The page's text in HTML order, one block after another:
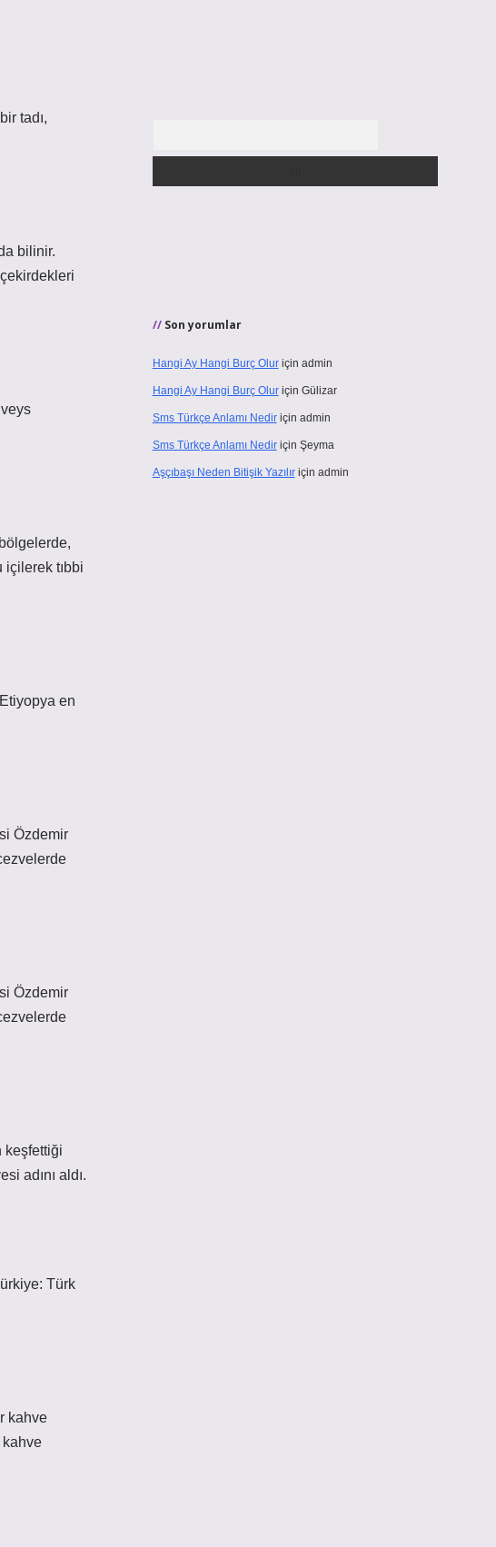
tadı,
bilinir.
tıbbi
en
Özdemir
Özdemir
keşfettiği
adını aldı.
Türk
kahve
kahve
Son yorumlar
Hangi Ay Hangi Burç Oluriçin admin
Hangi Ay Hangi Burç Oluriçin Gülizar
Sms Türkçe Anlamı Nediriçin admin
Sms Türkçe Anlamı Nediriçin Şeyma
Aşçıbaşı Neden Bitişik Yazılıriçin admin